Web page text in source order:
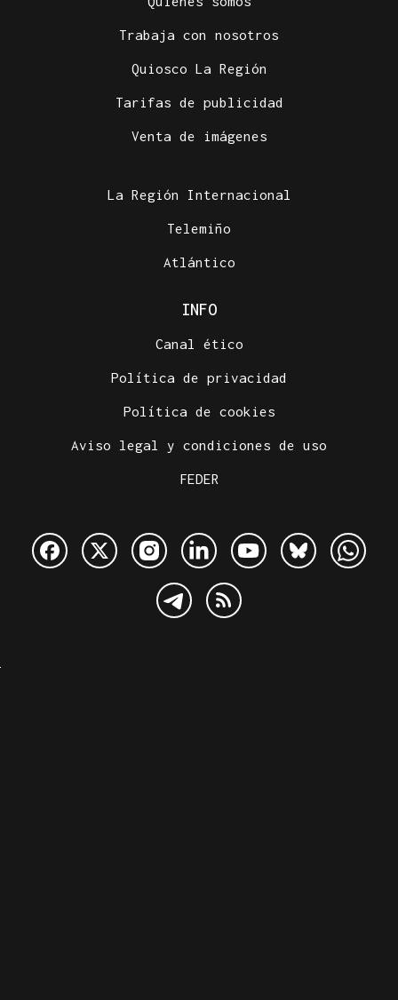
Trabaja con nosotros
Quiosco La Región
Tarifas de publicidad
Venta de imágenes
La Región Internacional
Telemiño
Atlántico
INFO
Canal ético
Política de privacidad
Política de cookies
Aviso legal y condiciones de uso
FEDER